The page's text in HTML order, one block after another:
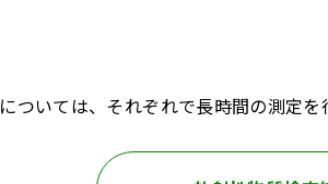
いては、それぞれで長時間の測定を